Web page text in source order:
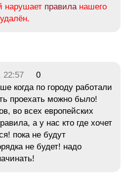
нарушает правиланашего
22:57
0
когда по городу работали
проехать можно было!
во всех европейских
а у нас кто где хочет
пока не будут
не будет! надо